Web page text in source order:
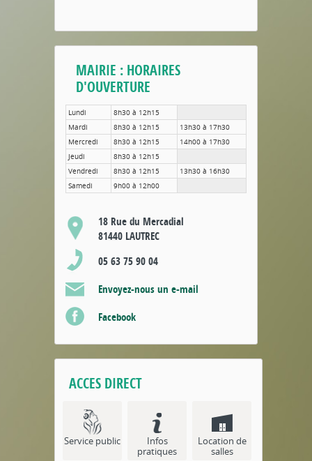
MAIRIE : HORAIRES
D'OUVERTURE
Lundi
8h30 à 12h15
Mardi
8h30 à 12h15
13h30 à 17h30
Mercredi
8h30 à 12h15
14h00 à 17h30
Jeudi
8h30 à 12h15
Vendredi
8h30 à 12h15
13h30 à 16h30
Samedi
9h00 à 12h00
18 Rue du Mercadial
81440 LAUTREC
05 63 75 90 04
Envoyez-nous un e-mail
Facebook
ACCES DIRECT
Service public
Infos
pratiques
Location de
salles